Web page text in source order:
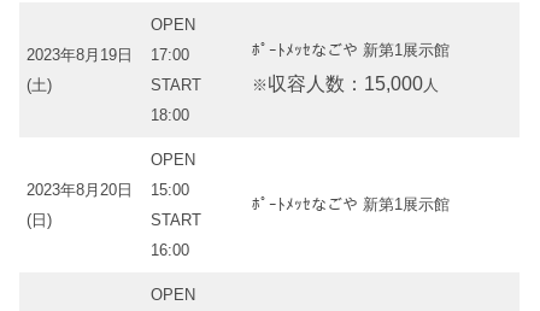
2023年8月19日
(土)
OPEN
17:00
START
18:00
ﾎﾟｰﾄﾒｯｾなごや 新第1展示館
※ 収容人数：15,000 人
2023年8月20日
(日)
OPEN
15:00
START
16:00
ﾎﾟｰﾄﾒｯｾなごや 新第1展示館
OPEN